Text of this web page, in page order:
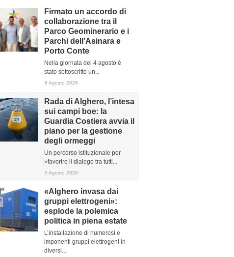
Firmato un accordo di
collaborazione tra il
Parco Geominerario e i
Parchi dell’Asinara e
Porto Conte
Nella giornata del 4 agosto è
stato sottoscritto un...
6 Agosto 2026
Rada di Alghero, l’intesa
sui campi boe: la
Guardia Costiera avvia il
piano per la gestione
degli ormeggi
Un percorso istituzionale per
«favorire il dialogo tra tutti...
5 Agosto 2026
«Alghero invasa dai
gruppi elettrogeni»:
esplode la polemica
politica in piena estate
L’installazione di numerosi e
imponenti gruppi elettrogeni in
diversi...